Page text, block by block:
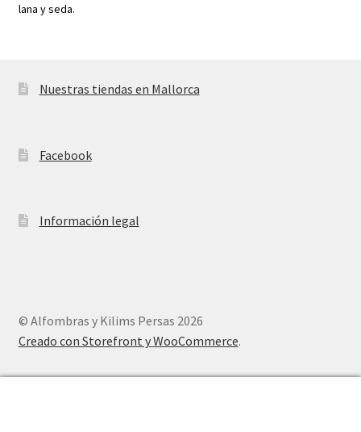
lana y seda.
Nuestras tiendas en Mallorca
Facebook
Información legal
© Alfombras y Kilims Persas 2026
Creado con Storefront y WooCommerce.